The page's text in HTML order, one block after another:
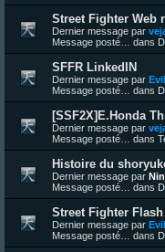
Street Fighter Web
Dernier message par
Message posté… dans
SFFR LinkedIN
Dernier message par
Message posté… dans
[SSF2X]E.Honda
Dernier message par
Message posté… dans
Histoire du
Dernier message par
Message posté… dans
Street Fighter
Dernier message par
Message posté… dans